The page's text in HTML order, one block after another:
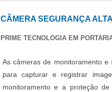
CÂMERA SEGURANÇA
PRIME TECNOLOGIA EM
As câmeras de monitoramento e
para capturar e registrar
monitoramento e a proteção